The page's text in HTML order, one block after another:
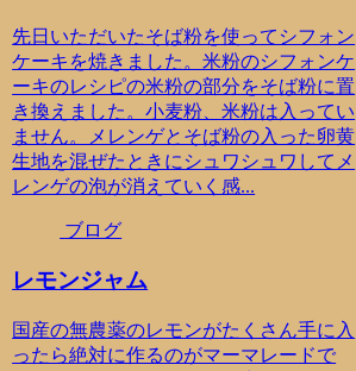
先日いただいたそば粉を使ってシフォン
ケーキを焼きました。米粉のシフォンケ
ーキのレシピの米粉の部分をそば粉に置
き換えました。小麦粉、米粉は入ってい
ません。メレンゲとそば粉の入った卵黄
生地を混ぜたときにシュワシュワしてメ
レンゲの泡が消えていく感...
ブログ
レモンジャム
国産の無農薬のレモンがたくさん手に入
ったら絶対に作るのがマーマレードで